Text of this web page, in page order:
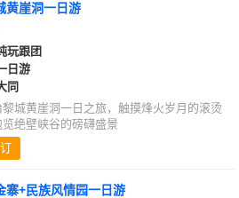
黄崖洞一日游
玩跟团
日游
同
城黄崖洞一日之旅，触摸烽火岁月的滚烫
览绝壁峡谷的磅礴盛景
寨+民族风情园一日游